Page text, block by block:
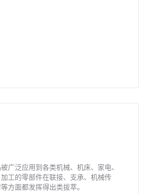
广泛应用到各类机械、机床、家电、
工的零部件在联接、支承、机械传
方面都发挥得出类拔萃。